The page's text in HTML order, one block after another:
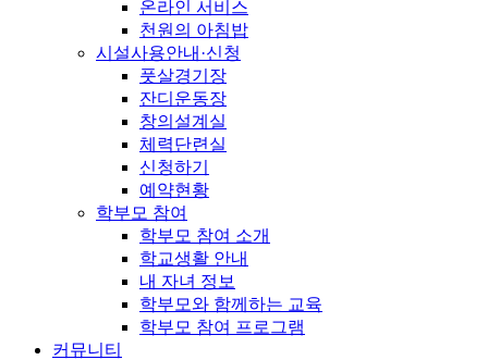
온라인 서비스
천원의 아침밥
시설사용안내·신청
풋살경기장
잔디운동장
창의설계실
체력단련실
신청하기
예약현황
학부모 참여
학부모 참여 소개
학교생활 안내
내 자녀 정보
학부모와 함께하는 교육
학부모 참여 프로그램
커뮤니티